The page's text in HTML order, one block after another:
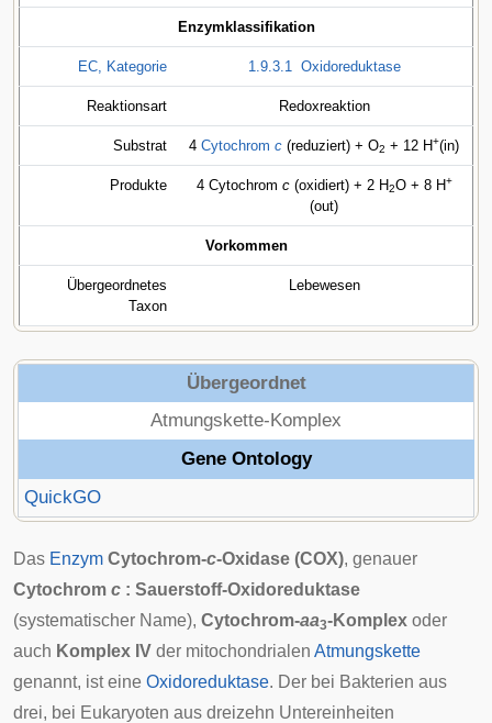
Enzymklassifikation
EC, Kategorie 1.9.3.1 Oxidoreduktase
Reaktionsart Redoxreaktion
Substrat 4 Cytochrom c (reduziert) + O2 + 12 H+(in)
Produkte 4 Cytochrom c(oxidiert) + 2 H2O + 8 H+
(out)
Vorkommen
Übergeordnetes
Taxon
Lebewesen
Übergeordnet
Atmungskette-Komplex
Gene Ontology
QuickGO
Das Enzym Cytochrom-c-Oxidase (COX), genauer
Cytochrom c : Sauerstoff-Oxidoreduktase
(systematischer Name), Cytochrom-aa3-Komplex oder
auch Komplex IV der mitochondrialen Atmungskette
genannt, ist eine Oxidoreduktase. Der bei Bakterien aus
drei, bei Eukaryoten aus dreizehn Untereinheiten